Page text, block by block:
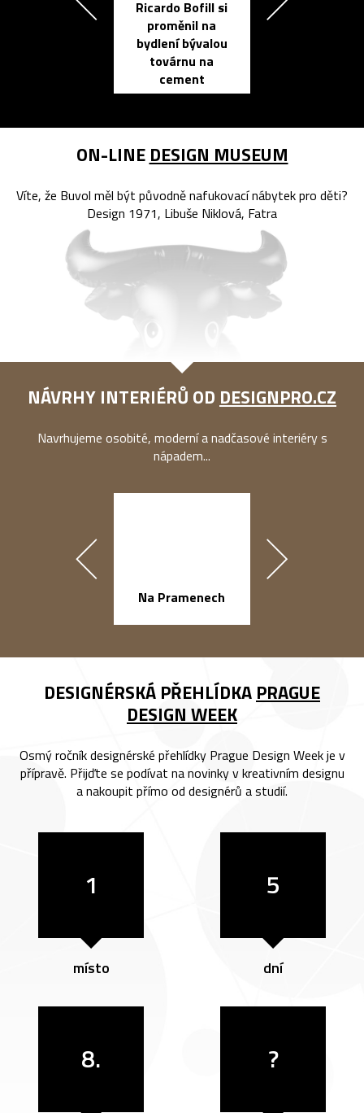
Ricardo Bofill si
proměnil na
bydlení bývalou
továrnu na
cement
ON-LINE DESIGN MUSEUM
Víte, že Buvol měl být původně nafukovací nábytek pro děti?
Design 1971, Libuše Niklová, Fatra
NÁVRHY INTERIÉRŮ OD DESIGNPRO.CZ
Navrhujeme osobité, moderní a nadčasové interiéry s
nápadem...
Na Pramenech
DESIGNÉRSKÁ PŘEHLÍDKA PRAGUE
DESIGN WEEK
Osmý ročník designérské přehlídky Prague Design Week je v
přípravě. Přijďte se podívat na novinky v kreativním designu
a nakoupit přímo od designérů a studií.
1
místo
5
dní
8. ?